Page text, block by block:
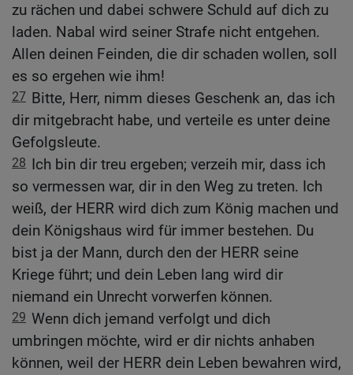
zu rächen und dabei schwere Schuld auf dich zu
laden. Nabal wird seiner Strafe nicht entgehen.
Allen deinen Feinden, die dir schaden wollen, soll
es so ergehen wie ihm!
27 Bitte, Herr, nimm dieses Geschenk an, das ich
dir mitgebracht habe, und verteile es unter deine
Gefolgsleute.
28 Ich bin dir treu ergeben; verzeih mir, dass ich
so vermessen war, dir in den Weg zu treten. Ich
weiß, der HERR wird dich zum König machen und
dein Königshaus wird für immer bestehen. Du
bist ja der Mann, durch den der HERR seine
Kriege führt; und dein Leben lang wird dir
niemand ein Unrecht vorwerfen können.
29 Wenn dich jemand verfolgt und dich
umbringen möchte, wird er dir nichts anhaben
können, weil der HERR dein Leben bewahren wird,